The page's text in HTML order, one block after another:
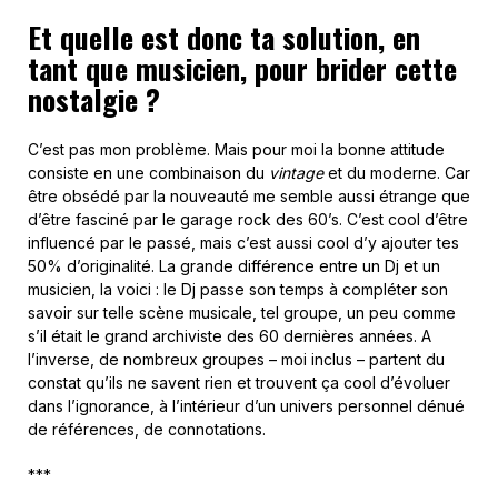
Et quelle est donc ta solution, en
tant que musicien, pour brider cette
nostalgie ?
C’est pas mon problème. Mais pour moi la bonne attitude
consiste en une combinaison du vintageet du moderne. Car
être obsédé par la nouveauté me semble aussi étrange que
d’être fasciné par le garage rock des 60’s. C’est cool d’être
influencé par le passé, mais c’est aussi cool d’y ajouter tes
50% d’originalité. La grande différence entre un Dj et un
musicien, la voici : le Dj passe son temps à compléter son
savoir sur telle scène musicale, tel groupe, un peu comme
s’il était le grand archiviste des 60 dernières années. A
l’inverse, de nombreux groupes – moi inclus – partent du
constat qu’ils ne savent rien et trouvent ça cool d’évoluer
dans l’ignorance, à l’intérieur d’un univers personnel dénué
de références, de connotations.
***